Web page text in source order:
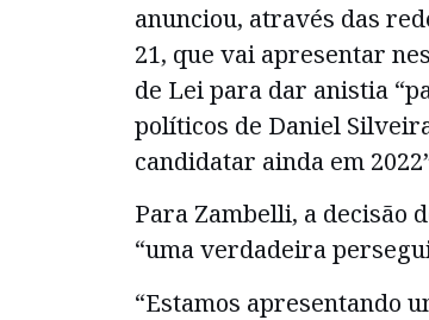
anunciou, através das
21, que vai apresentar
de Lei para dar anistia
políticos de Daniel
candidatar ainda em
Para Zambelli, a decisão
“uma verdadeira
“Estamos apresentando